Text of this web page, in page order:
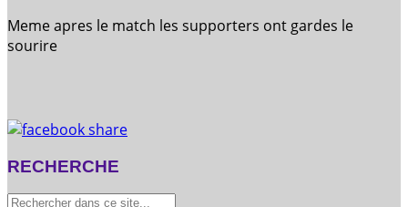
Meme apres le match les supporters ont gardes le
sourire
RECHERCHE